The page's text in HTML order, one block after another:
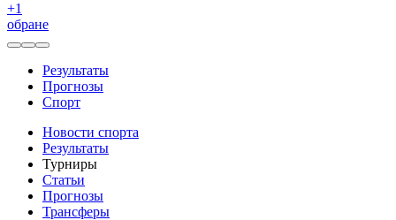
+1
обране
Результаты
Прогнозы
Спорт
Новости спорта
Результаты
Турниры
Статьи
Прогнозы
Трансферы